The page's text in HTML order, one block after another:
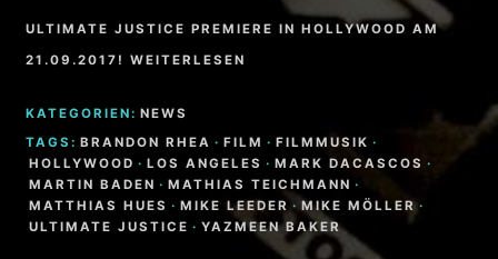
ULTIMATE JUSTICE PREMIERE IN HOLLYWOOD AM
21.09.2017! WEITERLESEN
KATEGORIEN: NEWS
TAGS: BRANDON RHEA · FILM · FILMMUSIK ·
HOLLYWOOD · LOS ANGELES · MARK DACASCOS ·
MARTIN BADEN · MATHIAS TEICHMANN ·
MATTHIAS HUES · MIKE LEEDER · MIKE MÖLLER ·
ULTIMATE JUSTICE · YAZMEEN BAKER